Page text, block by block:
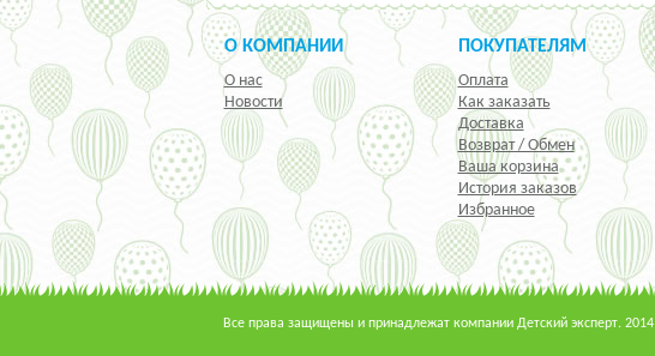
О КОМПАНИИ
О нас
Новости
ПОКУПАТЕЛЯМ
Оплата
Как заказать
Доставка
Возврат / Обмен
Ваша корзина
История заказов
Избранное
Все права защищены и принадлежат компании Детский эксперт. 2014